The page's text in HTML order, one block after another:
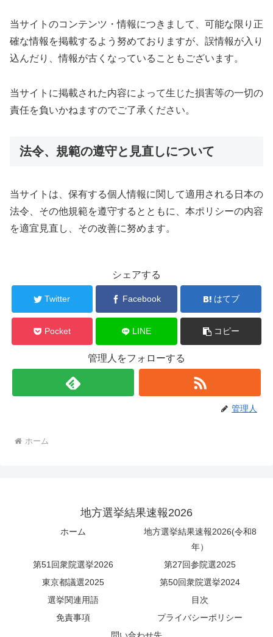
当サイトのコンテンツ・情報につきまして、可能な限り正
確な情報を掲載するよう努めておりますが、誤情報が入り
込んだり、情報が古くなっていることもございます。
当サイトに掲載された内容によって生じた損害等の一切の
責任を負いかねますのでご了承ください。
法令、規範の遵守と見直しについて
当サイトは、保有する個人情報に関して適用される日本の
法令、その他規範を遵守するとともに、本ポリシーの内容
を適宜見直し、その改善に努めます。
シェアする
Twitter Facebook はてブ
Pocket LINE コピー
管理人をフォローする
管理人
ホーム
地方選挙結果速報2026
ホーム
地方選挙結果速報2026(令和8
年）
第51回衆院選挙2026
第27回参院選2025
東京都議選2025
第50回衆院選挙2024
選挙関連用語
目次
免責事項
プライバシーポリシー